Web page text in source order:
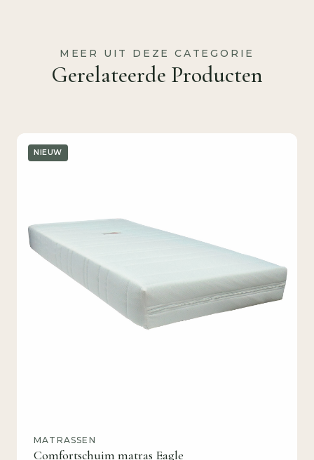
MEER UIT DEZE CATEGORIE
Gerelateerde Producten
NIEUW
MATRASSEN
Comfortschuim matras Eagle